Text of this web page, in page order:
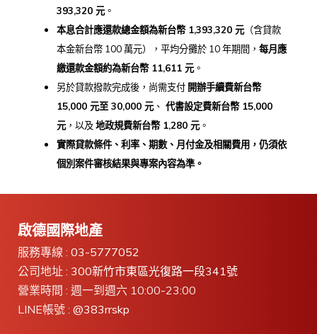
393,320 元。
本息合計應還款總金額為新台幣 1,393,320 元（含貸款
本金新台幣 100 萬元），平均分攤於 10 年期間， 每月應
繳還款金額約為新台幣 11,611 元。
另於貸款撥款完成後，尚需支付 開辦手續費新台幣
15,000 元至 30,000 元、 代書設定費新台幣 15,000
元，以及 地政規費新台幣 1,280 元。
實際貸款條件、利率、期數、月付金及相關費用， 仍須依
個別案件審核結果與專案內容為準。
啟德國際地產
服務專線 : 03-5777052
公司地址 : 300新竹市東區光復路一段341號
營業時間 : 週一到週六 10:00-23:00
LINE帳號 : @383rrskp